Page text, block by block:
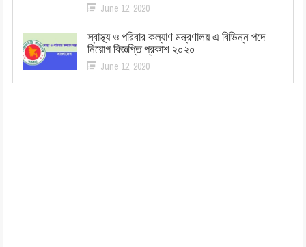
June 12, 2020
স্বাস্থ্য ও পরিবার কল্যাণ মন্ত্রণালয় এ বিভিন্ন পদে
নিয়োগ বিজ্ঞপ্তি প্রকাশ ২০২০
June 12, 2020